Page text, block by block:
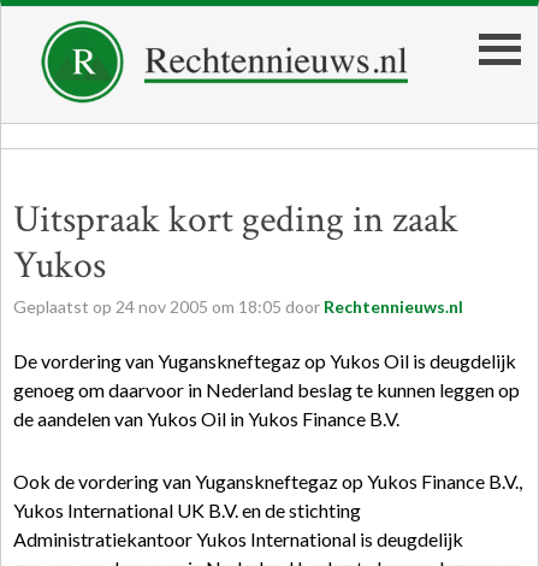
Uitspraak kort geding in zaak
Yukos
Geplaatst op 24nov 2005 om 18:05 door Rechtennieuws.nl
De vordering van Yuganskneftegaz op Yukos Oil is deugdelijk
genoeg om daarvoor in Nederland beslag te kunnen leggen op
de aandelen van Yukos Oil in Yukos Finance B.V.
Ook de vordering van Yuganskneftegaz op Yukos Finance B.V.,
Yukos International UK B.V. en de stichting
Administratiekantoor Yukos International is deugdelijk